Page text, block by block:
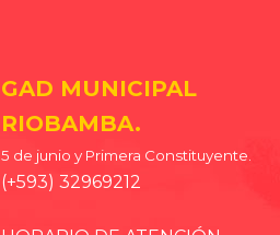
GAD MUNICIPAL
RIOBAMBA.
5 de junio y Primera Constituyente.
(+593) 32969212